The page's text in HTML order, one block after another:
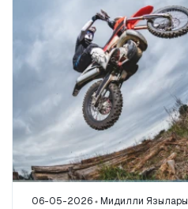
06-05-2026 Мидилли Язылары